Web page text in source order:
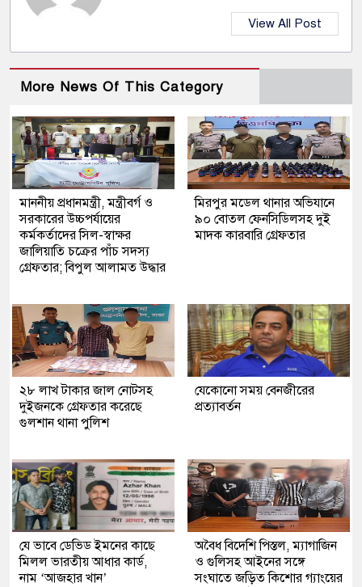
View All Post
More News Of This Category
মাননীয় প্রধানমন্ত্রী, মন্ত্রীবর্গ ও
সরকারের উচ্চপর্যায়ের
কর্মকর্তাদের সিল-স্বাক্ষর
জালিয়াতি চক্রের পাঁচ সদস্য
গ্রেফতার; বিপুল আলামত উদ্ধার
মিরপুর মডেল থানার অভিযানে
৯০ বোতল ফেনসিডিলসহ দুই
মাদক কারবারি গ্রেফতার
২৮ লাখ টাকার জাল নোটসহ
দুইজনকে গ্রেফতার করেছে
গুলশান থানা পুলিশ
যেকোনো সময় বেনজীরের
প্রত্যাবর্তন
যে ভাবে ডেভিড ইমনের কাছে
মিলল ভারতীয় আধার কার্ড,
নাম ‘আজহার খান’
অবৈধ বিদেশি পিস্তল, ম্যাগাজিন
ও গুলিসহ আইনের সঙ্গে
সংঘাতে জড়িত কিশোর গ্যাংয়ের